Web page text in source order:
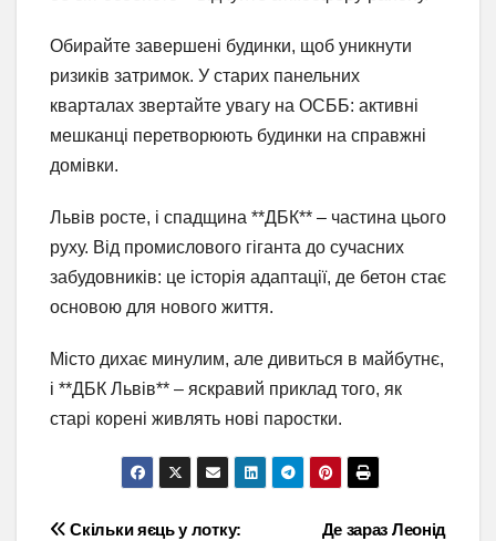
Обирайте завершені будинки, щоб уникнути
ризиків затримок. У старих панельних
кварталах звертайте увагу на ОСББ: активні
мешканці перетворюють будинки на справжні
домівки.
Львів росте, і спадщина **ДБК** – частина цього
руху. Від промислового гіганта до сучасних
забудовників: це історія адаптації, де бетон стає
основою для нового життя.
Місто дихає минулим, але дивиться в майбутнє,
і **ДБК Львів** – яскравий приклад того, як
старі корені живлять нові паростки.
Де зараз Леонід
Скільки яєць у лотку: